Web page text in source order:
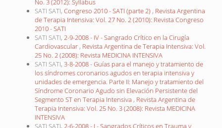
No. 3 (2012): Syllabus
SATI SATI, Congreso 2010 - SATI (parte 2) , Revista Argentina
de Terapia Intensiva: Vol. 27 No. 2 (2010): Revista Congreso
2010 - SATI
SATI SATI, 2-9-2008 - IV - Sangrado Crítico en la Cirugía
Cardiovascular , Revista Argentina de Terapia Intensiva: Vol.
25 No. 2 (2008): Revista MEDICINA INTENSIVA
SATI SATI, 3-8-2008 - Guías para el manejo y tratamiento de
los síndromes coronarios agudos en terapia intensiva y
unidades de emergencia. Parte II: Manejo y tratamiento del
Síndrome Coronario Agudo sin Elevación Persistente del
Segmento ST en Terapia Intensiva , Revista Argentina de
Terapia Intensiva: Vol. 25 No. 3 (2008): Revista MEDICINA
INTENSIVA
SATI SATI, 2-6-2008 - I - Sangrados Críticos en Trauma y